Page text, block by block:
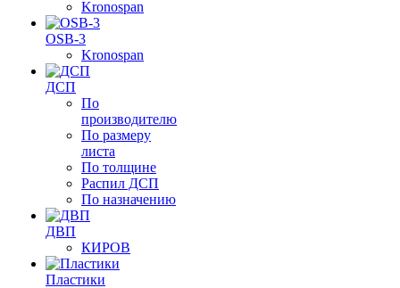
Kronospan
OSB-3
Kronospan
ДСП
По
производителю
По размеру
листа
По толщине
Распил ДСП
По назначению
ДВП
КИРОВ
Пластики